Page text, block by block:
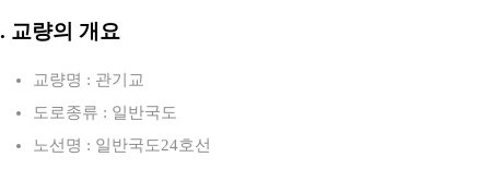
교량의 개요
교량명 : 관기교
도로종류 : 일반국도
노선명 : 일반국도24호선